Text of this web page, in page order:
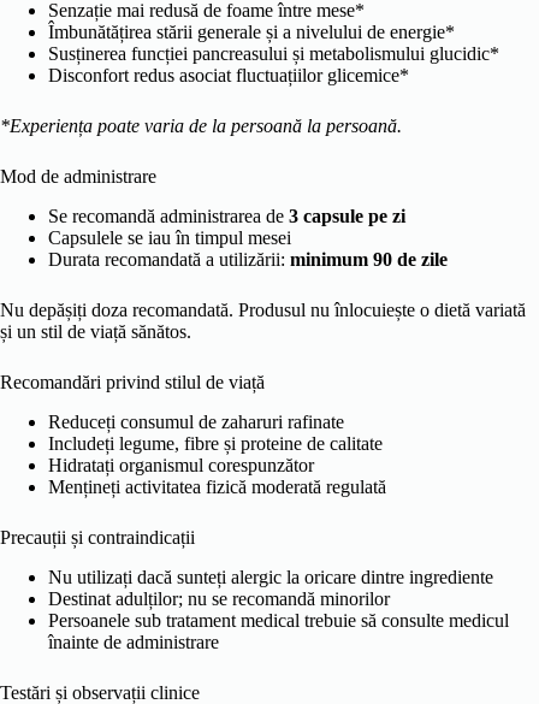
Senzație mai redusă de foame între mese*
Îmbunătățirea stării generale și a nivelului de energie*
Susținerea funcției pancreasului și metabolismului glucidic*
Disconfort redus asociat fluctuațiilor glicemice*
*Experiența poate varia de la persoană la persoană.
Mod de administrare
Se recomandă administrarea de 3 capsule pe zi
Capsulele se iau în timpul mesei
Durata recomandată a utilizării: minimum 90 de zile
Nu depășiți doza recomandată. Produsul nu înlocuiește o dietă variată
și un stil de viață sănătos.
Recomandări privind stilul de viață
Reduceți consumul de zaharuri rafinate
Includeți legume, fibre și proteine de calitate
Hidratați organismul corespunzător
Mențineți activitatea fizică moderată regulată
Precauții și contraindicații
Nu utilizați dacă sunteți alergic la oricare dintre ingrediente
Destinat adulților; nu se recomandă minorilor
Persoanele sub tratament medical trebuie să consulte medicul
înainte de administrare
Testări și observații clinice